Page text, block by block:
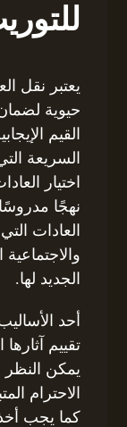
يعتبر نقل
حيوية لضمان
القيم
السريعة
اختيار
نهجًا
العادات
الجديد لها.
أحد
تقييم
يمكن
الاحترام
كما يجب أخذ